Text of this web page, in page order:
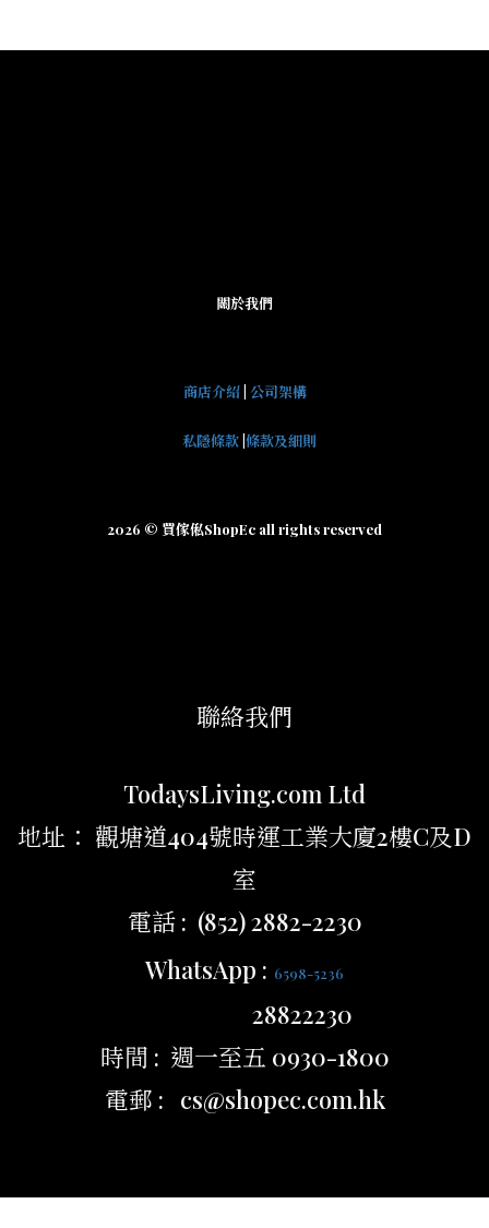
關於我們
商店介紹| 公司架構
私隱條款 條款及細則
2026 © 買傢俬ShopEc all rights reserved
聯絡我們
TodaysLiving.com Ltd
地址： 觀塘道404號時運工業大廈2樓C及D
室
電話 : (852) 2882-2230
WhatsApp : 6598-5236
28822230
時間 : 週一至五 0930-1800
電郵 : cs@shopec.com.hk